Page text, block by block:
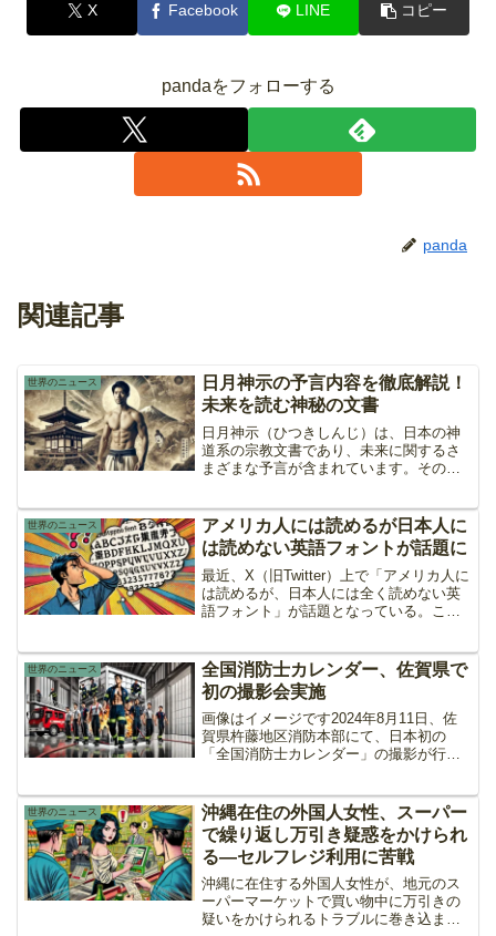
X Facebook LINE コピー
pandaをフォローする
panda
関連記事
世界のニュース
日月神示の予言内容を徹底解説！
未来を読む神秘の文書
日月神示（ひつきしんじ）は、日本の神
道系の宗教文書であり、未来に関するさ
まざまな予言が含まれています。その内
要な予言内容とその時期について、具体
的に紹介します。世界の大...
世界のニュース
アメリカ人には読めるが日本人に
は読めない英語フォントが話題に
最近、X（旧Twitter）上で「アメリカ人に
は読めるが、日本人には全く読めない英
語フォント」が話題となっている。この
タイライズしたものだという。アメリカ
人に読めて、日...
世界のニュース
全国消防士カレンダー、佐賀県で
初の撮影会実施
画像はイメージです2024年8月11日、佐
賀県杵藤地区消防本部にて、日本初の
「全国消防士カレンダー」の撮影が行わ
防服姿や鍛え上げられた肉体を披露する
特別なカレンダーです...
世界のニュース
沖縄在住の外国人女性、スーパー
で繰り返し万引き疑惑をかけられ
る―セルフレジ利用に苦戦
沖縄に在住する外国人女性が、地元のス
ーパーマーケットで買い物中に万引きの
疑いをかけられるトラブルに巻き込まれ